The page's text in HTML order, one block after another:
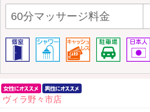
ヴィラ野々市店